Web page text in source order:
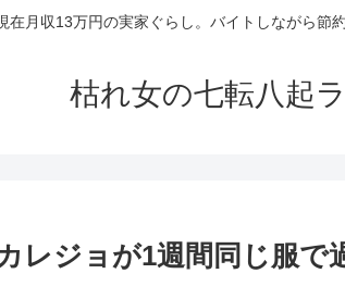
在月収13万円の実家ぐらし。バイトしながら節
枯れ女の七転八起
ジョが1週間同じ服で